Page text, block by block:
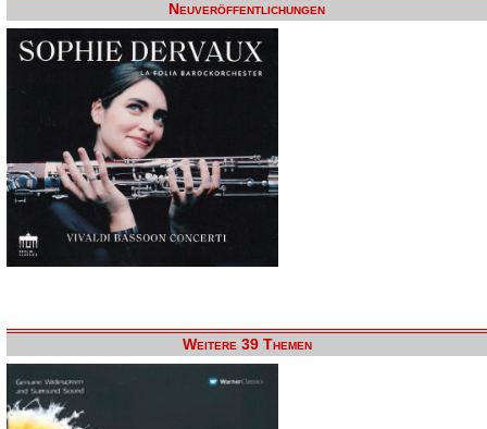
Neuveröffentlichungen
Weitere 39 Themen